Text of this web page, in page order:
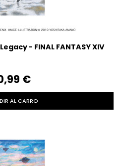
- FINAL FANTASY XIV
‎€
AL CARRO